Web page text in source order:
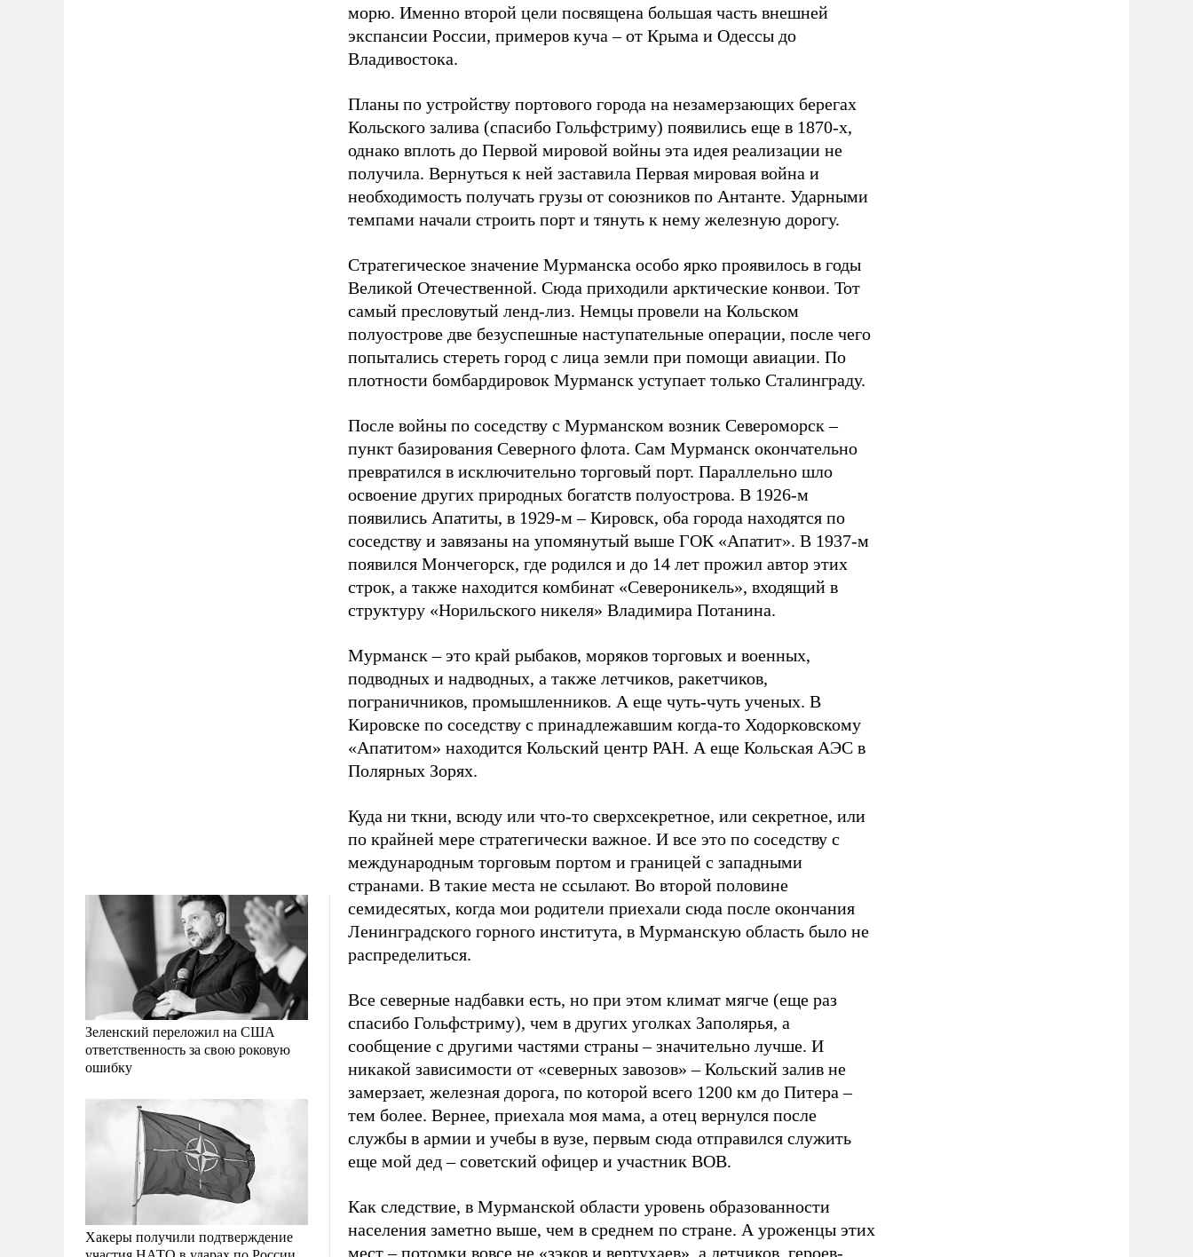
Зеленский переложил на США
ответственность за свою роковую
ошибку
Хакеры получили подтверждение
морю. Именно второй цели посвящена большая часть внешней
экспансии России, примеров куча – от Крыма и Одессы до
Владивостока.
Планы по устройству портового города на незамерзающих берегах
Кольского залива (спасибо Гольфстриму) появились еще в 1870-х,
однако вплоть до Первой мировой войны эта идея реализации не
получила. Вернуться к ней заставила Первая мировая война и
необходимость получать грузы от союзников по Антанте. Ударными
темпами начали строить порт и тянуть к нему железную дорогу.
Стратегическое значение Мурманска особо ярко проявилось в годы
Великой Отечественной. Сюда приходили арктические конвои. Тот
самый пресловутый ленд-лиз. Немцы провели на Кольском
полуострове две безуспешные наступательные операции, после чего
попытались стереть город с лица земли при помощи авиации. По
плотности бомбардировок Мурманск уступает только Сталинграду.
После войны по соседству с Мурманском возник Североморск –
пункт базирования Северного флота. Сам Мурманск окончательно
превратился в исключительно торговый порт. Параллельно шло
освоение других природных богатств полуострова. В 1926-м
появились Апатиты, в 1929-м – Кировск, оба города находятся по
соседству и завязаны на упомянутый выше ГОК «Апатит». В 1937-м
появился Мончегорск, где родился и до 14 лет прожил автор этих
строк, а также находится комбинат «Североникель», входящий в
структуру «Норильского никеля» Владимира Потанина.
Мурманск – это край рыбаков, моряков торговых и военных,
подводных и надводных, а также летчиков, ракетчиков,
пограничников, промышленников. А еще чуть-чуть ученых. В
Кировске по соседству с принадлежавшим когда-то Ходорковскому
«Апатитом» находится Кольский центр РАН. А еще Кольская АЭС в
Полярных Зорях.
Куда ни ткни, всюду или что-то сверхсекретное, или секретное, или
по крайней мере стратегически важное. И все это по соседству с
международным торговым портом и границей с западными
странами. В такие места не ссылают. Во второй половине
семидесятых, когда мои родители приехали сюда после окончания
Ленинградского горного института, в Мурманскую область было не
распределиться.
Все северные надбавки есть, но при этом климат мягче (еще раз
спасибо Гольфстриму), чем в других уголках Заполярья, а
сообщение с другими частями страны – значительно лучше. И
никакой зависимости от «северных завозов» – Кольский залив не
замерзает, железная дорога, по которой всего 1200 км до Питера –
тем более. Вернее, приехала моя мама, а отец вернулся после
службы в армии и учебы в вузе, первым сюда отправился служить
еще мой дед – советский офицер и участник ВОВ.
Как следствие, в Мурманской области уровень образованности
населения заметно выше, чем в среднем по стране. А уроженцы этих
мест – потомки вовсе не «зэков и вертухаев», а летчиков, героев-